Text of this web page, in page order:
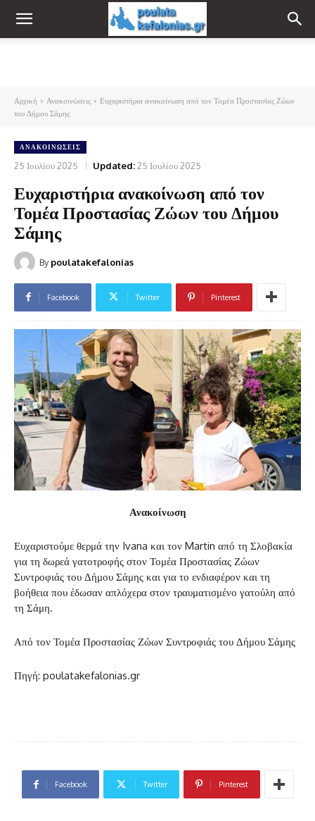
Αρχική Ανακοινώσεις
Ευχαριστήρια ανακοίνωση από τον Τομέα Προστασίας Ζώων
του Δήμου Σάμης
ΑΝΑΚΟΙΝΏΣΕΙΣ
25 Ιουλίου 2025 Updated:25 Ιουλίου 2025
Ευχαριστήρια ανακοίνωση από τον
Τομέα Προστασίας Ζώων του Δήμου
Σάμης
By poulatakefalonias
Facebook Twitter Pinterest
Ανακοίνωση
Ευχαριστούμε θερμά την Ivana και τον Martin από τη Σλοβακία
για τη δωρεά γατοτροφής στον Τομέα Προστασίας Ζώων
Συντροφιάς του Δήμου Σάμης και για το ενδιαφέρον και τη
βοήθεια που έδωσαν απλόχερα στον τραυματισμένο γατούλη από
τη Σάμη.
Από τον Τομέα Προστασίας Ζώων Συντροφιάς του Δήμου Σάμης
Πηγή: poulatakefalonias.gr
Facebook Twitter Pinterest